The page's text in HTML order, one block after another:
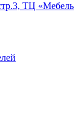
ТЦ «Мебель